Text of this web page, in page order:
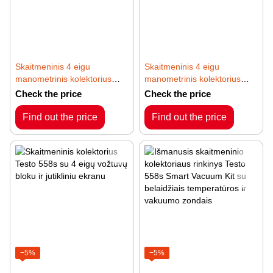
Skaitmeninis 4 eigu
manometrinis kolektorius
Testo 570-2 su vidine
duomenu atmintimi
Check the price
Find out the price
Skaitmeninis 4 eigu
manometrinis kolektorius
Testo 570-1 su gnybtu ir 999
valandų kaupikliu
Check the price
Find out the price
−5% −5%